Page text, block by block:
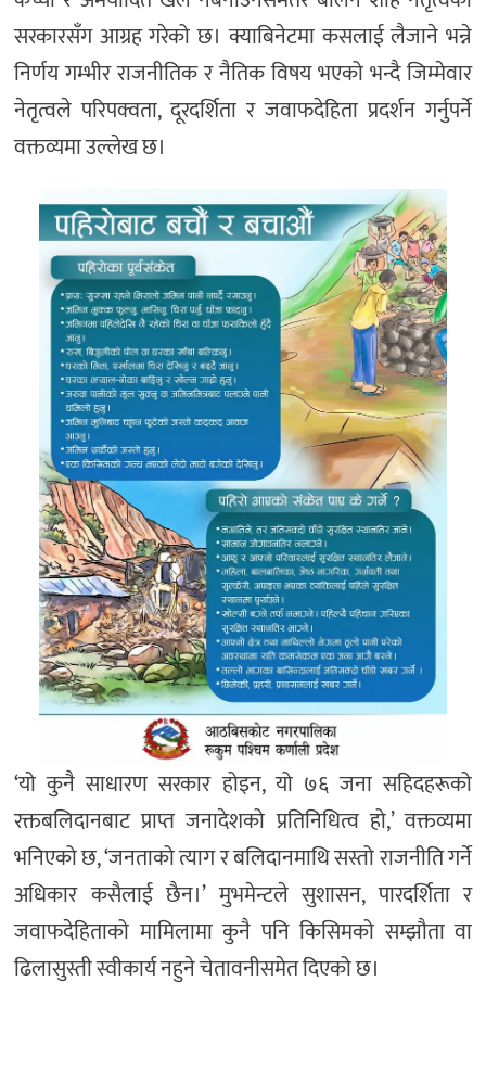
सरकारसँग आग्रह गरेको छ। क्याबिनेटमा कसलाई लैजाने भन्ने
निर्णय गम्भीर राजनीतिक र नैतिक विषय भएको भन्दै जिम्मेवार
नेतृत्वले परिपक्वता, दूरदर्शिता र जवाफदेहिता प्रदर्शन गर्नुपर्ने
वक्तव्यमा उल्लेख छ।
‘यो कुनै साधारण सरकार होइन, यो ७६ जना सहिदहरूको
रक्तबलिदानबाट प्राप्त जनादेशको प्रतिनिधित्व हो,’ वक्तव्यमा
भनिएको छ, ‘जनताको त्याग र बलिदानमाथि सस्तो राजनीति गर्ने
अधिकार कसैलाई छैन।’ मुभमेन्टले सुशासन, पारदर्शिता र
जवाफदेहिताको मामिलामा कुनै पनि किसिमको सम्झौता वा
ढिलासुस्ती स्वीकार्य नहुने चेतावनीसमेत दिएको छ।